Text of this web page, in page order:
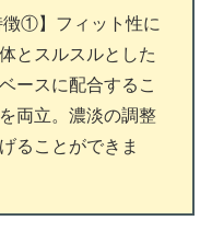
徴①】フィット性に
とスルスルとした
ースに配合するこ
両立。濃淡の調整
ることができま